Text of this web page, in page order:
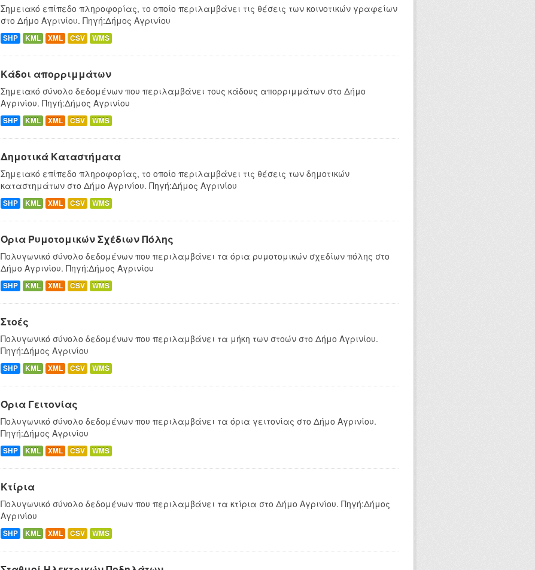
Σημειακό επίπεδο πληροφορίας, το οποίο περιλαμβάνει τις θέσεις των κοινοτικών γραφείων
στο Δήμο Αγρινίου. Πηγή:Δήμος Αγρινίου
SHP KML XML CSV WMS
Κάδοι απορριμμάτων
Σημειακό σύνολο δεδομένων που περιλαμβάνει τους κάδους απορριμμάτων στο Δήμο
Αγρινίου. Πηγή:Δήμος Αγρινίου
SHP KML XML CSV WMS
Δημοτικά Καταστήματα
Σημειακό επίπεδο πληροφορίας, το οποίο περιλαμβάνει τις θέσεις των δημοτικών
καταστημάτων στο Δήμο Αγρινίου. Πηγή:Δήμος Αγρινίου
SHP KML XML CSV WMS
Όρια Ρυμοτομικών Σχέδιων Πόλης
Πολυγωνικό σύνολο δεδομένων που περιλαμβάνει τα όρια ρυμοτομικών σχεδίων πόλης στο
Δήμο Αγρινίου. Πηγή:Δήμος Αγρινίου
SHP KML XML CSV WMS
Στοές
Πολυγωνικό σύνολο δεδομένων που περιλαμβάνει τα μήκη των στοών στο Δήμο Αγρινίου.
Πηγή:Δήμος Αγρινίου
SHP KML XML CSV WMS
Όρια Γειτονίας
Πολυγωνικό σύνολο δεδομένων που περιλαμβάνει τα όρια γειτονίας στο Δήμο Αγρινίου.
Πηγή:Δήμος Αγρινίου
SHP KML XML CSV WMS
Κτίρια
Πολυγωνικό σύνολο δεδομένων που περιλαμβάνει τα κτίρια στο Δήμο Αγρινίου. Πηγή:Δήμος
Αγρινίου
SHP KML XML CSV WMS